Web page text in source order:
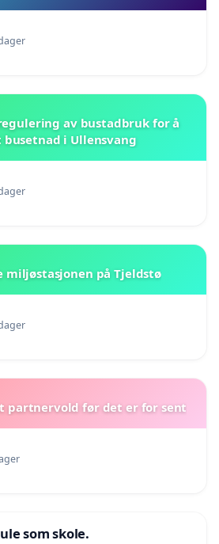
av bustadbruk for å
busetnad i Ullensvang
miljøstasjonen på Tjeldstø
partnervold før det er for sent
som skole.